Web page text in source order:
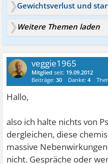
Gewichtsverlust und
Weitere Themen laden
veggie1965
Mitglied seit: 19.09.2012
Beiträge:30 Danke:4
Hallo,
also ich halte nichts von
dergleichen, diese
massive
nicht. Gespräche oder